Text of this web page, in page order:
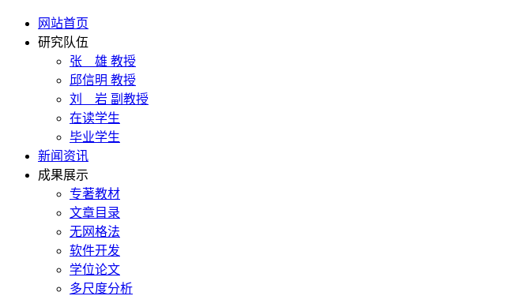
网站首页
研究队伍
张 雄 教授
邱信明 教授
刘 岩 副教授
在读学生
毕业学生
新闻资讯
成果展示
专著教材
文章目录
无网格法
软件开发
学位论文
多尺度分析